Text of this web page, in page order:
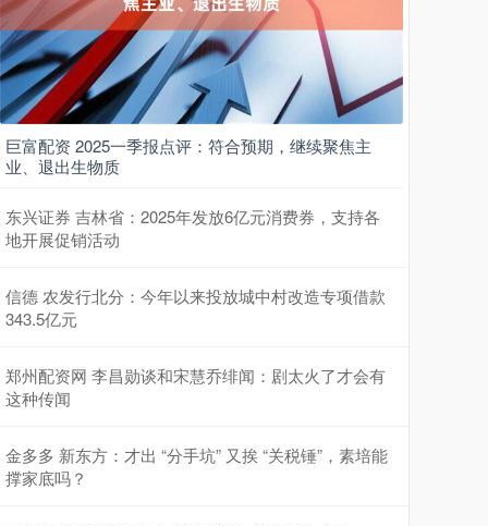
巨富配资 2025一季报点评：符合预期，继续聚焦主
业、退出生物质
东兴证券 吉林省：2025年发放6亿元消费券，支持各
地开展促销活动
信德 农发行北分：今年以来投放城中村改造专项借款
343.5亿元
郑州配资网 李昌勋谈和宋慧乔绯闻：剧太火了才会有
这种传闻
金多多 新东方：才出 “分手坑” 又挨 “关税锤”，素培能
撑家底吗？